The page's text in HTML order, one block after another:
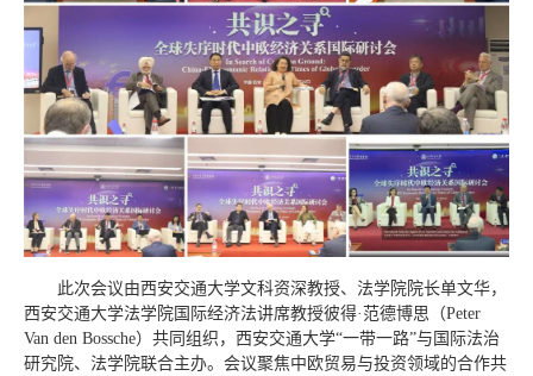
此次会议由西安交通大学文科资深教授、法学院院长单文华，
西安交通大学法学院国际经济法讲席教授彼得·范德博思（Peter
Van den Bossche）共同组织，西安交通大学“一带一路”与国际法治
研究院、法学院联合主办。会议聚焦中欧贸易与投资领域的合作共